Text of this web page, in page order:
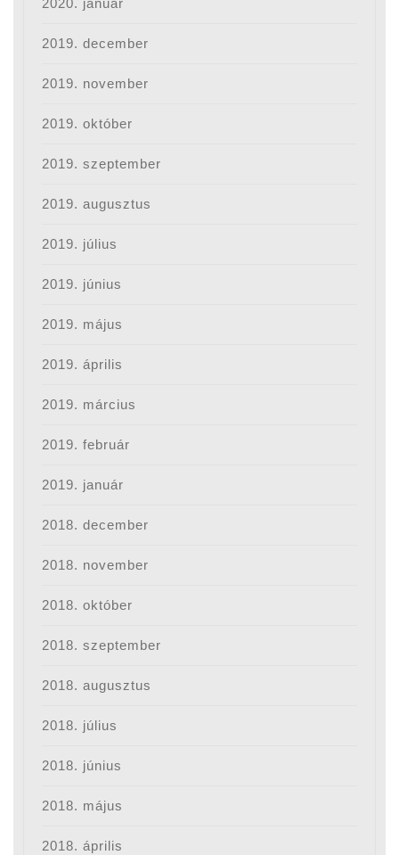
2020. január
2019. december
2019. november
2019. október
2019. szeptember
2019. augusztus
2019. július
2019. június
2019. május
2019. április
2019. március
2019. február
2019. január
2018. december
2018. november
2018. október
2018. szeptember
2018. augusztus
2018. július
2018. június
2018. május
2018. április